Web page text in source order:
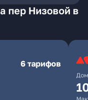
пер Низовой в
6 тарифов